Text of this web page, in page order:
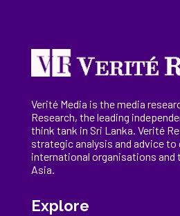
Verité Media is the media
Research, theleading
think tank in Sri Lanka. Verité
strategic analysis and advice to
international organisations and
Asia.
Explore